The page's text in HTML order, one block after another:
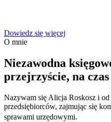
Dowiedz się więcej
O mnie
Niezawodna
przejrzyście, na czas
Nazywam się Alicja Roskosz i
przedsiębiorców, zajmując się
sprawami urzędowymi.